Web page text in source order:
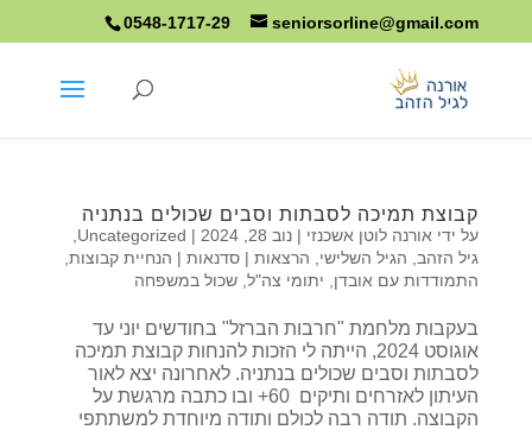
0548-1717-29 seniorsorline@gmail.com
קבוצת תמיכה לסבתות וסבים שכולים בנתניה
על ידי אורנה לוטן אשכנזי | נוב 28, 2024 |
Uncategorized
גיל הזהב
הגיל השלישי הרצאות | סדנאות | הנחיית קבוצות,
התמודדות עם אובדן
יתומי צה"ל, שכול במשפחה
בעקבות מלחמת "חרבות הברזל" בחודשים יוני עד
אוגוסט 2024, הייתה לי הזכות להנחות קבוצת תמיכה
לסבתות וסבים שכולים בנתניה. לאחרונה יצא לאור
העיתון לאזרחים ותיקים 60+ ובו כתבה מרגשת על
הקבוצה. תודה רבה לכולם ותודה מיוחדת למשתתפי